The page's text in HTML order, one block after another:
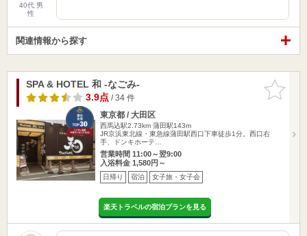
40代 男
性
関連情報から探す
お気に入
りに追加
SPA & HOTEL 和 -なごみ-
3.9点/ 34 件
東京都 / 大田区
西馬込駅2.73km 蒲田駅143m
JR京浜東北線・東急線蒲田駅西口下車徒歩1分。西口右
手、ドンキホーテ…
営業時間 11:00～翌9:00
入浴料金 1,580円～
日帰り 宿泊 女子旅・女子会
楽天トラベルの宿泊プランを見る